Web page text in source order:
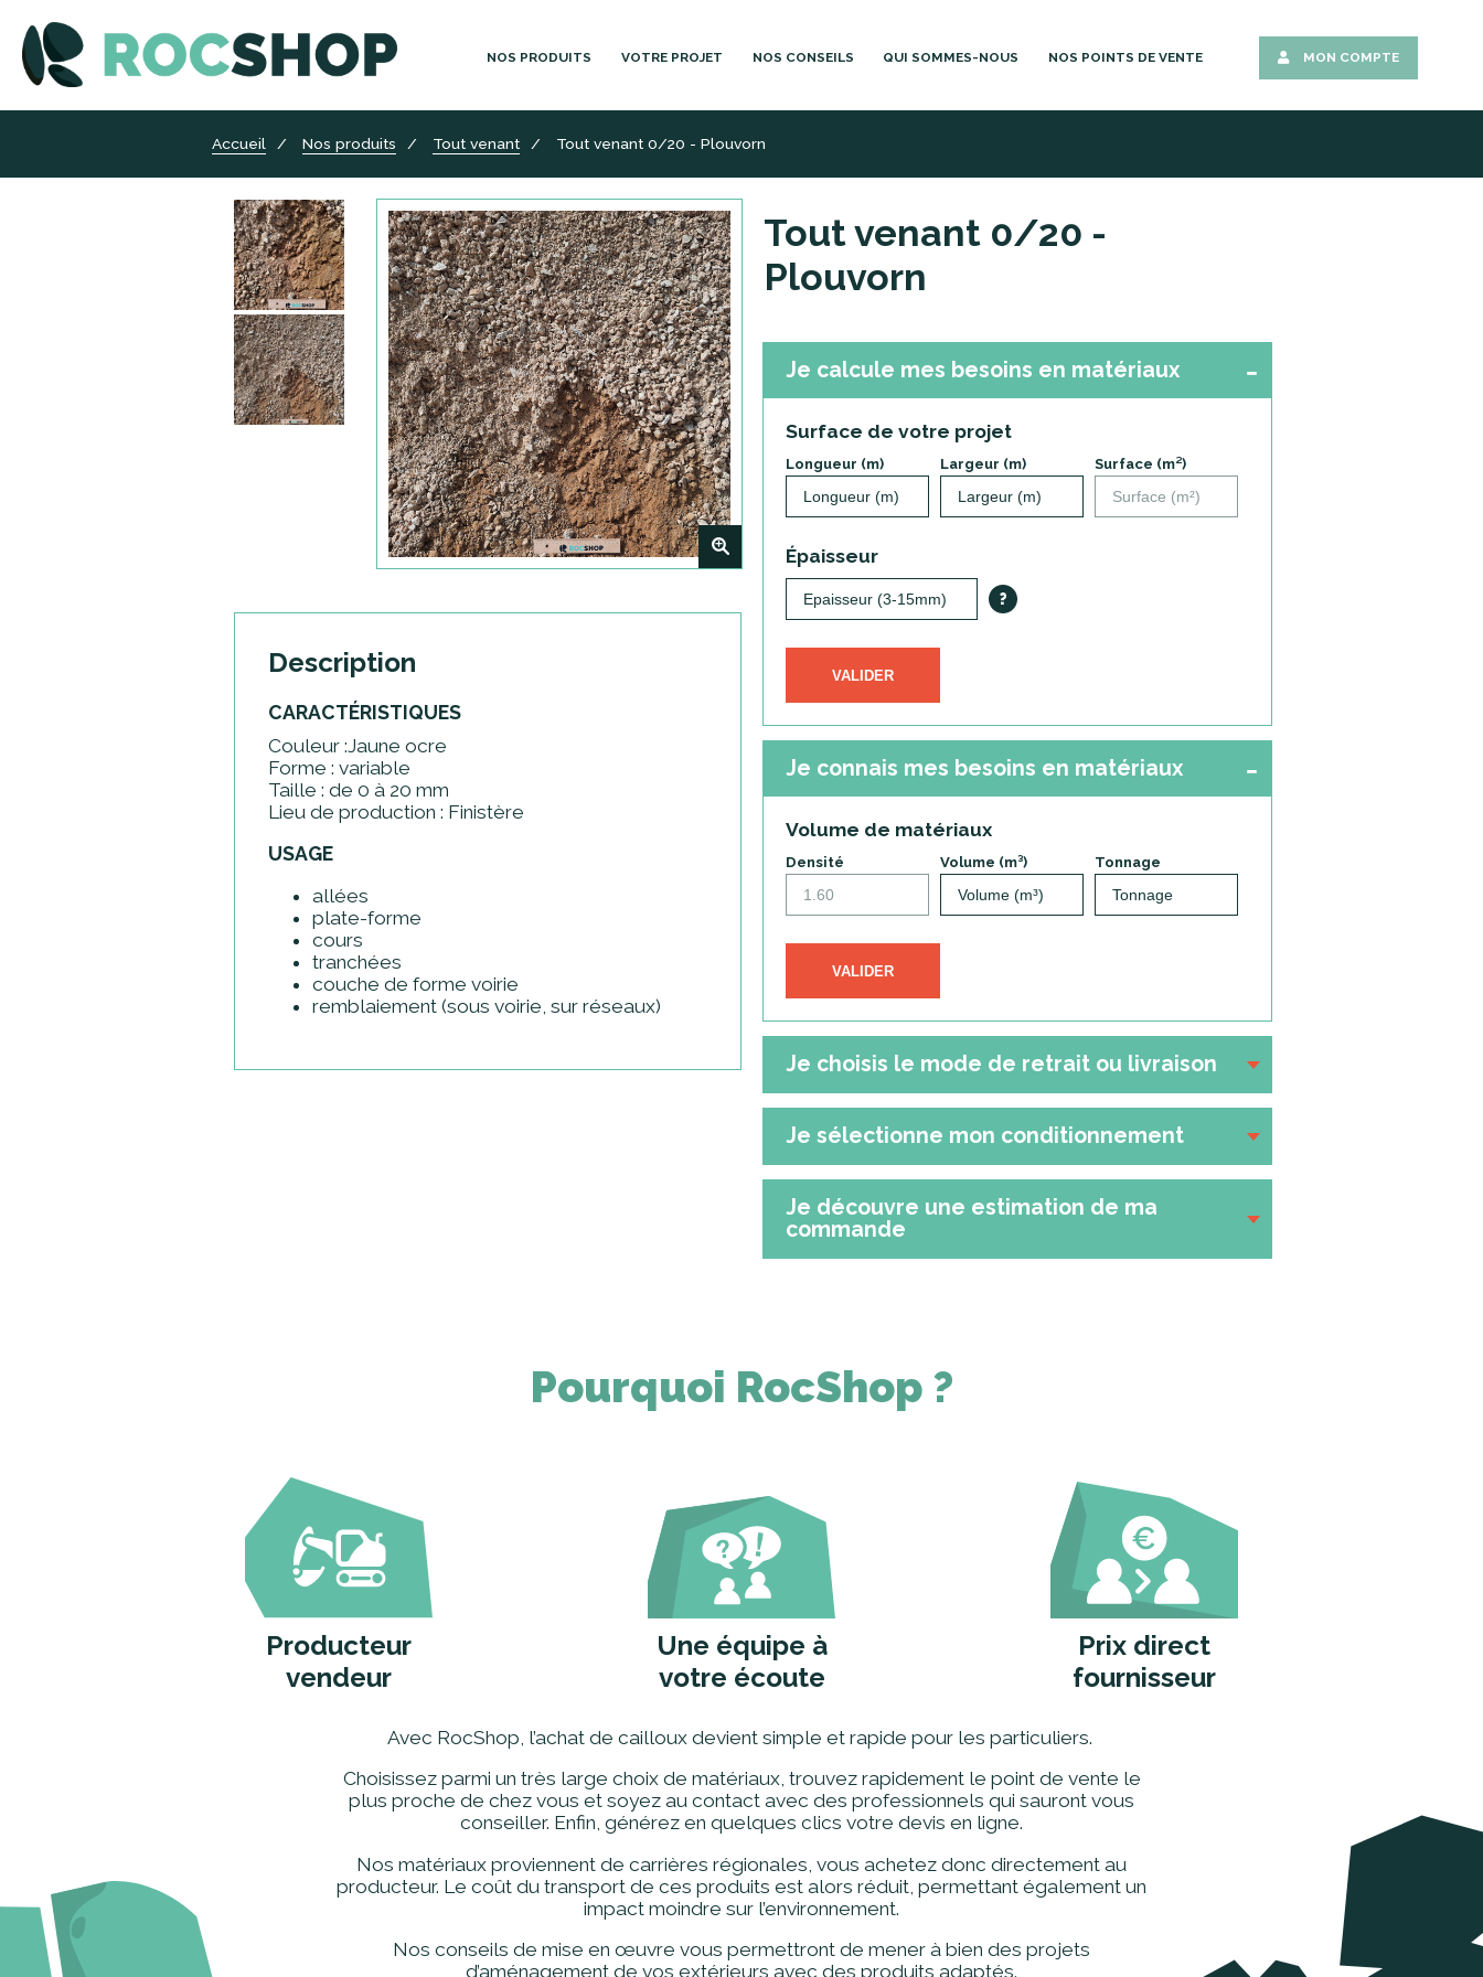
NOS PRODUITS VOTRE PROJET NOS CONSEILS QUI SOMMES-NOUS NOS POINTS DE VENTE MON COMPTE
Accueil Nos produits Tout venant Tout venant 0/20 - Plouvorn
Tout venant 0/20 -
Plouvorn
Je calcule mes besoins en matériaux
Surface de votre projet
Longueur (m) Largeur (m) Surface (m²)
Épaisseur
?
VALIDER
Je connais mes besoins en matériaux
Volume de matériaux
Densité Volume (m³) Tonnage
VALIDER
Je choisis le mode de retrait ou livraison
Je sélectionne mon conditionnement
Je découvre une estimation de ma
commande
+
Description
CARACTÉRISTIQUES
Couleur :Jaune ocre
Forme : variable
Taille : de 0 à 20 mm
Lieu de production : Finistère
USAGE
allées
plate-forme
cours
tranchées
couche de forme voirie
remblaiement (sous voirie, sur réseaux)
Pourquoi RocShop ?
Producteur
vendeur
Une équipe à
votre écoute
Prix direct
fournisseur
Avec RocShop, l’achat de cailloux devient simple et rapide pour les particuliers.
Choisissez parmi un très large choix de matériaux, trouvez rapidement le point de vente le
plus proche de chez vous et soyez au contact avec des professionnels qui sauront vous
conseiller. Enfin, générez en quelques clics votre devis en ligne.
Nos matériaux proviennent de carrières régionales, vous achetez donc directement au
producteur. Le coût du transport de ces produits est alors réduit, permettant également un
impact moindre sur l’environnement.
Nos conseils de mise en œuvre vous permettront de mener à bien des projets
d’aménagement de vos extérieurs avec des produits adaptés.